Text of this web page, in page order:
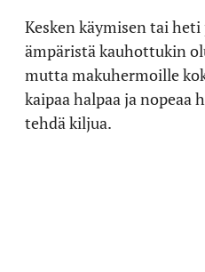
Kesken käymisen tai
ämpäristä kauhottukin
mutta makuhermoille
kaipaa halpaa ja nopeaa
tehdä kiljua.